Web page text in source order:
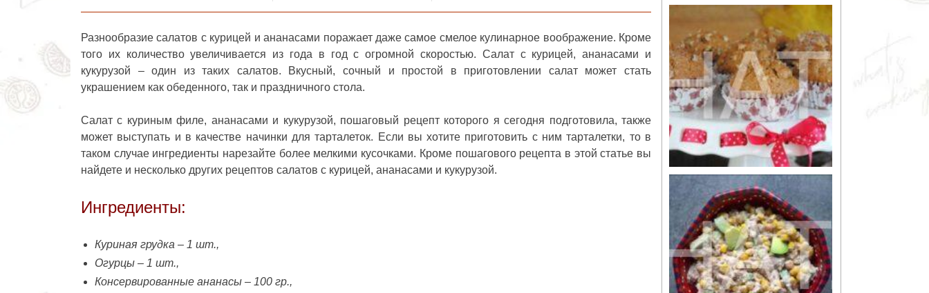
Разнообразие салатов с курицей и ананасами поражает даже самое смелое кулинарное воображение. Кроме
того их количество увеличивается из года в год с огромной скоростью. Салат с курицей, ананасами и
кукурузой – один из таких салатов. Вкусный, сочный и простой в приготовлении салат может стать
украшением как обеденного, так и праздничного стола.
Салат с куриным филе, ананасами и кукурузой, пошаговый рецепт которого я сегодня подготовила, также
может выступать и в качестве начинки для тарталеток. Если вы хотите приготовить с ним тарталетки, то в
таком случае ингредиенты нарезайте более мелкими кусочками. Кроме пошагового рецепта в этой статье вы
найдете и несколько других рецептов салатов с курицей, ананасами и кукурузой.
Ингредиенты:
Куриная грудка – 1 шт.,
Огурцы – 1 шт.,
Консервированные ананасы – 100 гр.,